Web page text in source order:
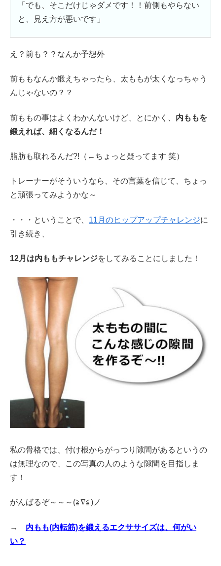
「でも、そこだけじゃダメです！！前側もやらない
と、見え方が悪いです」
え？前も？？なんか予想外
前ももなんか鍛えちゃったら、太ももが太くなっちゃう
んじゃないの？？
前ももの事はよくわかんないけど、とにかく、 内ももを
鍛えれば、細くなるんだ！
脂肪も取れるんだ?!（←ちょっと疑ってます 笑）
トレーナーがそういうなら、その言葉を信じて、ちょっ
と頑張ってみようかな～
・・・ということで、 11月のヒップアップチャレンジに
引き続き、
12月は内ももチャレンジをしてみることにしました！
私の骨格では、付け根からがっつり隙間があるというの
は無理なので、この写真の人のような隙間を目指しま
す！
がんばるぞ～～～(≧∇≦)ノ
→ 内もも(内転筋)を鍛えるエクササイズは、何がい
い？